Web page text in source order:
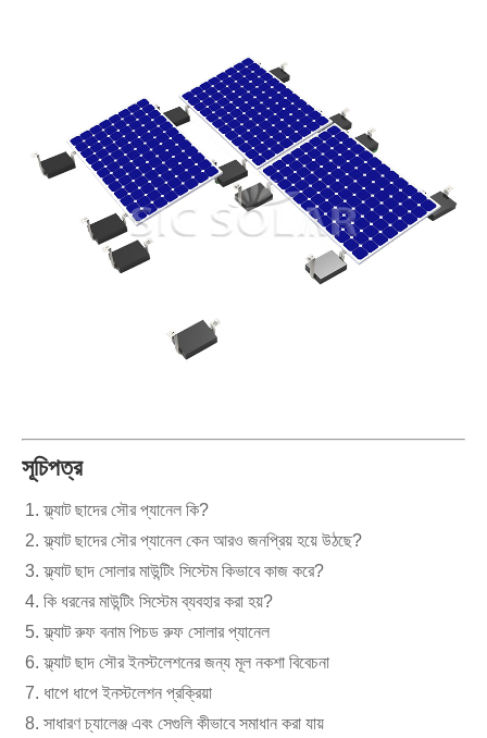
সূচিপত্র
ফ্ল্যাট ছাদের সৌর প্যানেল কি?
ফ্ল্যাট ছাদের সৌর প্যানেল কেন আরও জনপ্রিয় হয়ে উঠছে?
ফ্ল্যাট ছাদ সোলার মাউন্টিং সিস্টেম কিভাবে কাজ করে?
কি ধরনের মাউন্টিং সিস্টেম ব্যবহার করা হয়?
ফ্ল্যাট রুফ বনাম পিচড রুফ সোলার প্যানেল
ফ্ল্যাট ছাদ সৌর ইনস্টলেশনের জন্য মূল নকশা বিবেচনা
ধাপে ধাপে ইনস্টলেশন প্রক্রিয়া
সাধারণ চ্যালেঞ্জ এবং সেগুলি কীভাবে সমাধান করা যায়